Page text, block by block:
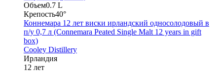
Объем0.7 L
Крепость40°
Коннемара 12 лет виски ирландский односолодовый в
п/у 0,7 л (Connemara Peated Single Malt 12 years in gift
box)
Cooley Distillery
Ирландия
12 лет